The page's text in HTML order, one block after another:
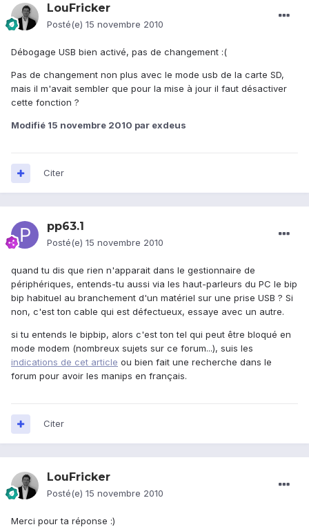
LouFricker
Posté(e) 15 novembre 2010
Débogage USB bien activé, pas de changement :(
Pas de changement non plus avec le mode usb de la carte SD,
mais il m'avait sembler que pour la mise à jour il faut désactiver
cette fonction ?
Modifié 15 novembre 2010 par exdeus
Citer
pp63.1
Posté(e) 15 novembre 2010
quand tu dis que rien n'apparait dans le gestionnaire de
périphériques, entends-tu aussi via les haut-parleurs du PC le bip
bip habituel au branchement d'un matériel sur une prise USB ? Si
non, c'est ton cable qui est défectueux, essaye avec un autre.
si tu entends le bipbip, alors c'est ton tel qui peut être bloqué en
mode modem (nombreux sujets sur ce forum...), suis les
indications de cet article ou bien fait une recherche dans le
forum pour avoir les manips en français.
Citer
LouFricker
Posté(e) 15 novembre 2010
Merci pour ta réponse :)